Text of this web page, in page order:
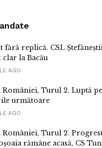
fără replică. CSL
clar la Bacău
AGO
României, Turul 2. Luptă
următoare
AGO
României, Turul 2.
rămâne acasă, CS